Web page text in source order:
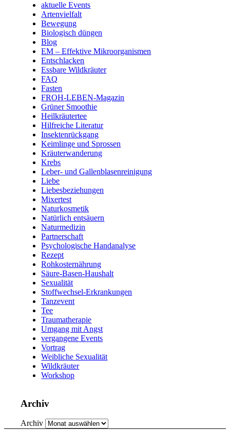
aktuelle Events
Artenvielfalt
Bewegung
Biologisch düngen
Blog
EM – Effektive Mikroorganismen
Entschlacken
Essbare Wildkräuter
FAQ
Fasten
FROH-LEBEN-Magazin
Grüner Smoothie
Heilkräutertee
Hilfreiche Literatur
Insektenrückgang
Keimlinge und Sprossen
Kräuterwanderung
Krebs
Leber- und Gallenblasenreinigung
Liebe
Liebesbeziehungen
Mixertest
Naturkosmetik
Natürlich entsäuern
Naturmedizin
Partnerschaft
Psychologische Handanalyse
Rezept
Rohkosternährung
Säure-Basen-Haushalt
Sexualität
Stoffwechsel-Erkrankungen
Tanzevent
Tee
Traumatherapie
Umgang mit Angst
vergangene Events
Vortrag
Weibliche Sexualität
Wildkräuter
Workshop
Archiv
Archiv